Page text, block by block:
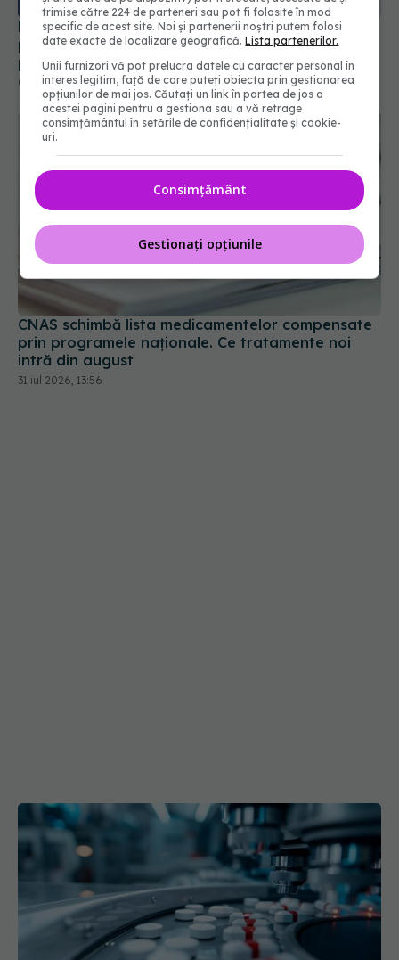
primi
02 aug 2026, 21:18
CNAS schimbă lista medicamentelor compensate
prin programele naționale. Ce tratamente noi
intră din august
31 iul 2026, 13:56
trimise către 224 de parteneri sau pot fi folosite în mod
specific de acest site. Noi și partenerii noștri putem folosi
date exacte de localizare geografică.Lista partenerilor.
Unii furnizori vă pot prelucra datele cu caracter personal în
interes legitim, față de care puteți obiecta prin gestionarea
opțiunilor de mai jos. Căutați un link în partea de jos a
acestei pagini pentru a gestiona sau a vă retrage
consimțământul în setările de confidențialitate și cookie-
uri.
Consimțământ
Gestionați opțiunile